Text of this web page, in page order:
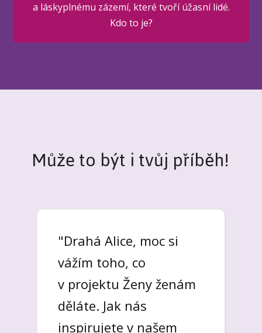
a láskyplnému zázemí, které tvoří úžasní lidé.
Kdo to je?
Může to být i tvůj příběh!
"Drahá Alice, moc si
vážím toho, co
v projektu Ženy ženám
děláte. Jak nás
inspirujete v našem
Projekt Ženy ženám je
pro mě zrcadlo,
inspirace, dává mi sílu
jít dál za svou vizí
a lepším životem. Líbí